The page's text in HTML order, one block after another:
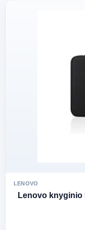
LENOVO
Lenovo knyginio